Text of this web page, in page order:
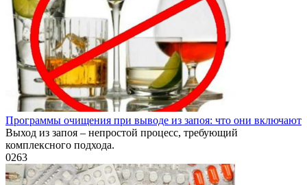
Программы очищения при выводе из запоя: что они включают
Выход из запоя – непростой процесс, требующий
комплексного подхода.
0263